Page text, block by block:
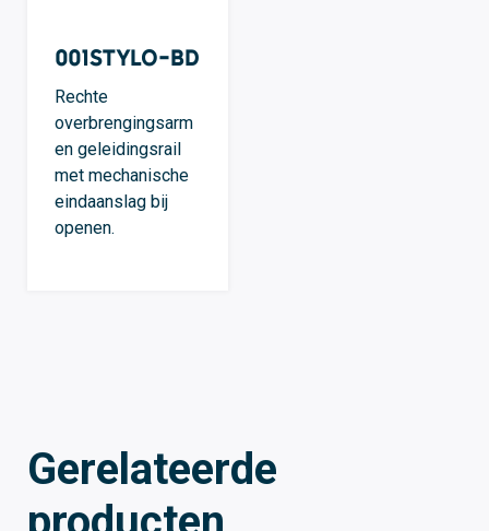
001STYLO-BD
Rechte
overbrengingsarm
en geleidingsrail
met mechanische
eindaanslag bij
openen.
Gerelateerde